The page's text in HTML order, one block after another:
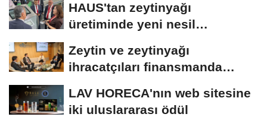
HAUS'tan zeytinyağı
üretiminde yeni nesil
Zeytin ve zeytinyağı
ihracatçıları finansmanda
LAV HORECA'nın web sitesine
iki uluslararası ödül